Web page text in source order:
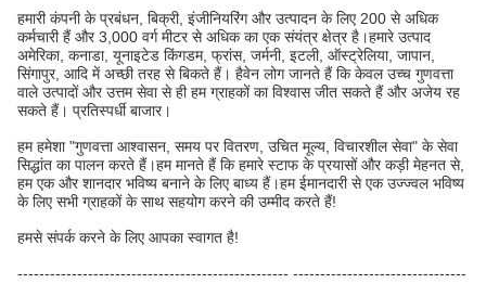
अमेरिका, कनाडा, यूनाइटेड किंगडम, फ्रांस, जर्मनी, इटली, ऑस्ट्रेलिया, जापान,
सिंगापुर, आदि में अच्छी तरह से बिकते हैं। हैवेन लोग जानते हैं कि केवल उच्च गुणवत्ता
वाले उत्पादों और उत्तम सेवा से ही हम ग्राहकों का विश्वास जीत सकते हैं और अजेय रह
सकते हैं। प्रतिस्पर्धी बाजार।
हम हमेशा "गुणवत्ता आश्वासन, समय पर वितरण, उचित मूल्य, विचारशील सेवा" के सेवा
हम एक और शानदार भविष्य बनाने के लिए बाध्य हैं।हम ईमानदारी से एक उज्ज्वल भविष्य
के लिए सभी ग्राहकों के साथ सहयोग करने की उम्मीद करते हैं!
हमसे संपर्क करने के लिए आपका स्वागत है!
-------------------------------------------------- --------------------------------